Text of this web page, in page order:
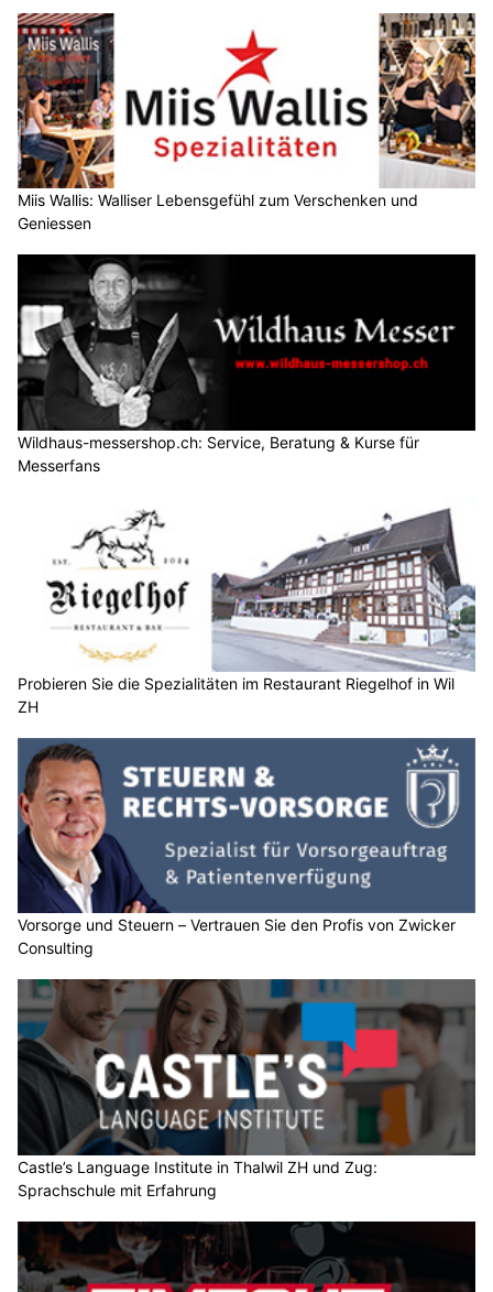
Miis Wallis: Walliser Lebensgefühl zum Verschenken und
Geniessen
Wildhaus-messershop.ch: Service, Beratung & Kurse für
Messerfans
Probieren Sie die Spezialitäten im Restaurant Riegelhof in Wil
ZH
Vorsorge und Steuern – Vertrauen Sie den Profis von Zwicker
Consulting
Castle’s Language Institute in Thalwil ZH und Zug:
Sprachschule mit Erfahrung